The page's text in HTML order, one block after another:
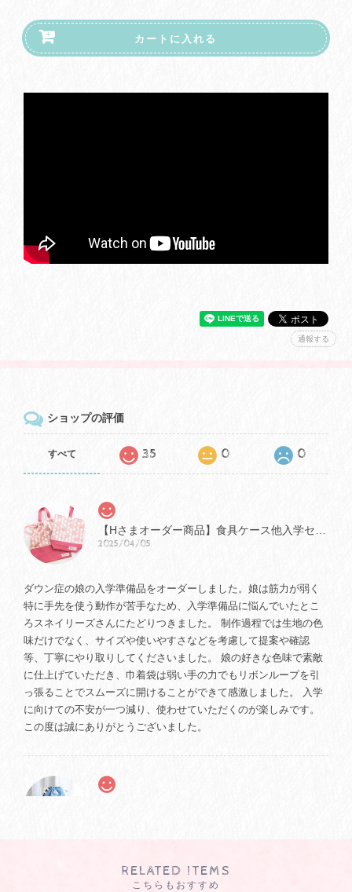
カートに入れる
通報する
ショップの評価
すべて 35 0 0
2025/04/05
ダウン症の娘の入学準備品をオーダーしました。娘は筋力が弱く
特に手先を使う動作が苦手なため、入学準備品に悩んでいたとこ
ろスネイリーズさんにたどりつきました。 制作過程では生地の色
味だけでなく、サイズや使いやすさなどを考慮して提案や確認
等、丁寧にやり取りしてくださいました。 娘の好きな色味で素敵
に仕上げていただき、巾着袋は弱い手の力でもリボンループを引
っ張ることでスムーズに開けることができて感激しました。 入学
に向けての不安が一つ減り、使わせていただくのが楽しみです。
この度は誠にありがとうございました。
まで素早くかつ丁寧に対応していただき、感謝しています。 年少
RELATED ITEMS
こちらもおすすめ